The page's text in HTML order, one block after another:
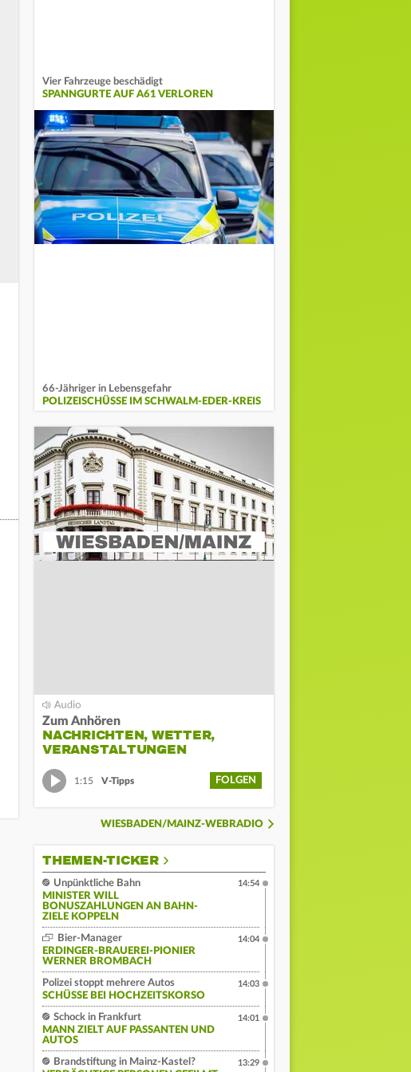
Vier Fahrzeuge beschädigt
SPANNGURTE AUF A61 VERLOREN
66-Jähriger in Lebensgefahr
POLIZEISCHÜSSE IM SCHWALM-EDER-KREIS
Zum Anhören
NACHRICHTEN, WETTER,
VERANSTALTUNGEN
1:15 V-Tipps FOLGEN
WIESBADEN/MAINZ-WEBRADIO
THEMEN-TICKER
Unpünktliche Bahn
MINISTER WILL
BONUSZAHLUNGEN AN BAHN-
ZIELE KOPPELN
14:54
Bier-Manager
ERDINGER-BRAUEREI-PIONIER
WERNER BROMBACH
14:04
Polizei stoppt mehrere Autos
SCHÜSSE BEI HOCHZEITSKORSO
14:03
Schock in Frankfurt
MANN ZIELT AUF PASSANTEN UND
AUTOS
14:01
Brandstiftung in Mainz-Kastel?
13:29